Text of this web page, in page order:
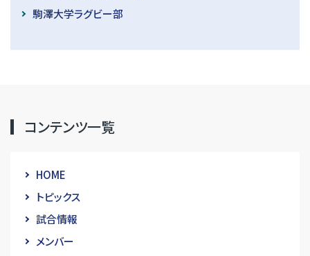
駒澤大学ラグビー部
コンテンツ一覧
HOME
トピックス
試合情報
メンバー